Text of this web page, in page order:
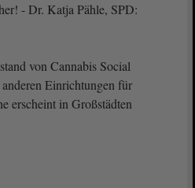
- Dr. Katja Pähle, SPD:
von Cannabis Social
Einrichtungen für
erscheint in Großstädten